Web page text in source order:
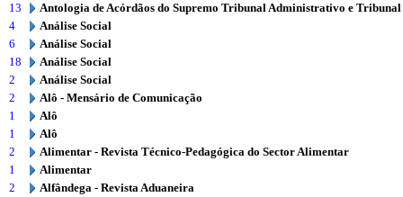
13
Antologia de Acórdãos do Supremo Tribunal Administrativo e
4
Análise Social
6
Análise Social
18
Análise Social
2
Análise Social
2
Alô - Mensário de Comunicação
1
Alô
1
Alô
2
Alimentar - Revista Técnico-Pedagógica do Sector Alimentar
1
Alimentar
2
Alfândega - Revista Aduaneira